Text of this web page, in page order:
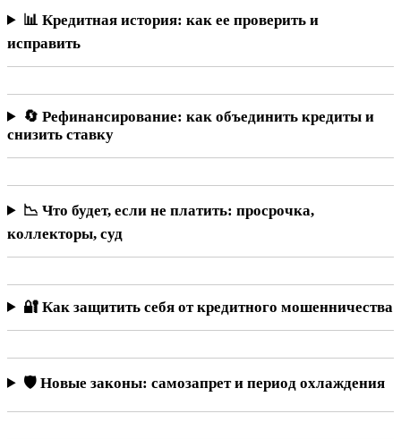
📊 Кредитная история: как ее проверить и
исправить
🔄 Рефинансирование: как объединить кредиты и
снизить ставку
📉 Что будет, если не платить: просрочка,
коллекторы, суд
🔐 Как защитить себя от кредитного мошенничества
🛡️ Новые законы: самозапрет и период охлаждения